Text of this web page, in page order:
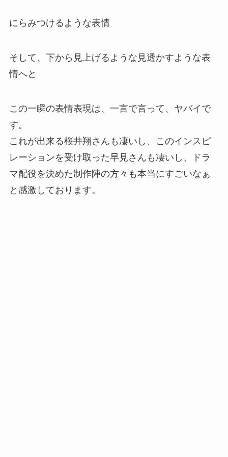
にらみつけるような表情
そして、下から見上げるような見透かすような表
情へと
この一瞬の表情表現は、一言で言って、ヤバイで
す。
これが出来る桜井翔さんも凄いし、このインスピ
レーションを受け取った早見さんも凄いし、ドラ
マ配役を決めた制作陣の方々も本当にすごいなぁ
と感激しております。